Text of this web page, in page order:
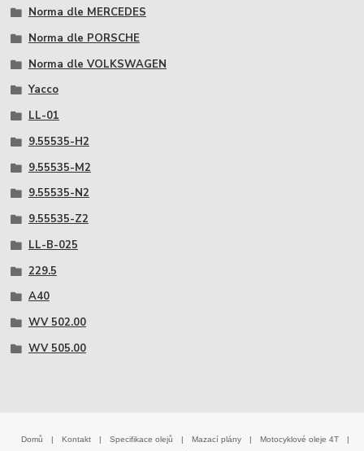
Norma dle MERCEDES
Norma dle PORSCHE
Norma dle VOLKSWAGEN
Yacco
LL-01
9.55535-H2
9.55535-M2
9.55535-N2
9.55535-Z2
LL-B-025
229.5
A40
WV 502.00
WV 505.00
Domů Kontakt Specifikace olejů Mazací plány Motocyklové oleje 4T